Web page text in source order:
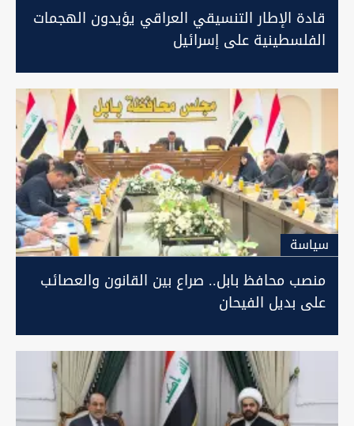
قادة الإطار التنسيقي العراقي يؤيدون الهجمات
الفلسطينية على إسرائيل
سیاسة
منصب محافظ بابل.. صراع بين القانون والعصائب
على بديل الفيحان